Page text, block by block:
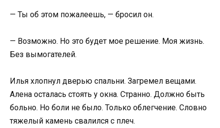
— Ты об этом пожалеешь, — бросил он.
— Возможно. Но это будет мое решение. Моя жизнь.
Без вымогателей.
Илья хлопнул дверью спальни. Загремел вещами.
Алена осталась стоять у окна. Странно. Должно быть
больно. Но боли не было. Только облегчение. Словно
тяжелый камень свалился с плеч.